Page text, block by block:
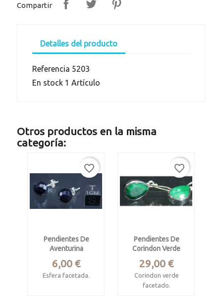
Compartir
Detalles del producto
Referencia 5203
En stock 1 Artículo
Otros productos en la misma
categoría:
Pendientes De
Aventurina
Precio
6,00 €
Esfera facetada.
favorite_border
Pendientes De
Corindon Verde
Precio
29,00 €
Corindon verde
facetado.
favorite_border